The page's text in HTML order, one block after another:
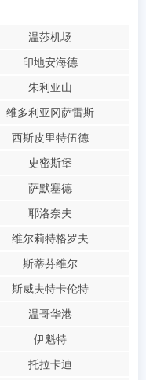
温莎机场
印地安海德
朱利亚山
维多利亚冈萨雷斯
西斯皮里特伍德
史密斯堡
萨默塞德
耶洛奈夫
维尔莉特格罗夫
斯蒂芬维尔
斯威夫特卡伦特
温哥华港
伊魁特
托拉卡迪